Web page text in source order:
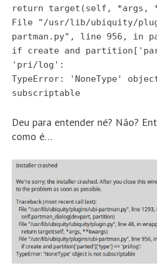
return target(self, *args,
File "/usr/lib/ubiquity/
partman.py", line 956, in
if create and
'pri/log':
TypeError: 'NoneType'
subscriptable
Deu para entender né? Não?
como é…